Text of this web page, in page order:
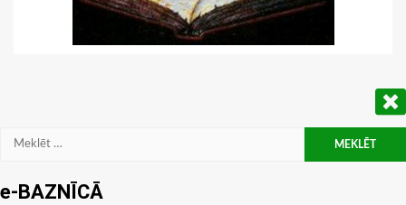
Meklēt:
e-BAZNĪCĀ